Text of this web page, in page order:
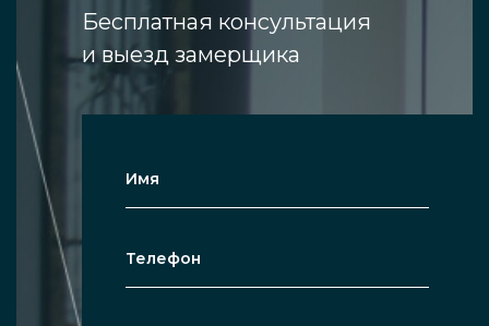
Бесплатная консультация
и выезд замерщика